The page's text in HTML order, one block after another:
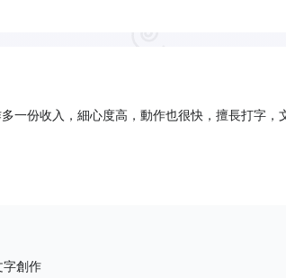
一份收入，細心度高，動作也很快，擅長打字，
字創作